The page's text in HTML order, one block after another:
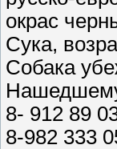
окрас
Сука,
Собака
Нашедшему
8- 912 89
8-982 333